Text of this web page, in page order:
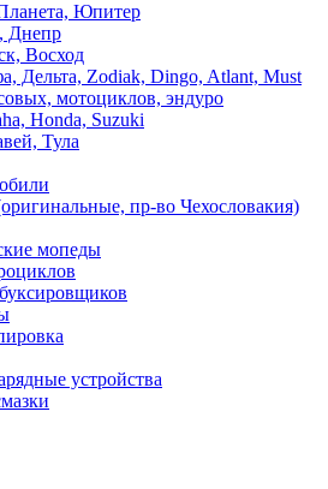
Юпитер
Днепр
Восход
Дельта, Zodiak, Dingo, Atlant, Must
мотоциклов, эндуро
Honda, Suzuki
Тула
пр-во Чехословакия)
мопеды
устройства